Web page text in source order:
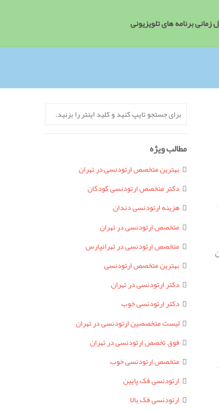
زمانی برنامه های تلویزیونی
مطالب ویژه
بهترین متخصص ارتودنسی در تهران
دکتر متخصص ارتودنسی کودکان
هزینه ارتودنسی دندان
متخصص ارتودنسی در تهران
متخصص ارتودنسی در تهرانپارس
بهترین متخصص ارتودنسی
دکتر ارتودنسی در تهران
دکتر ارتودنسی خوب
لیست متخصصین ارتودنسی در تهران
فوق تخصص ارتودنسی در تهران
متخصص ارتودنسی خوب
ارتودنسی فک پایین
ارتودنسی فک بالا